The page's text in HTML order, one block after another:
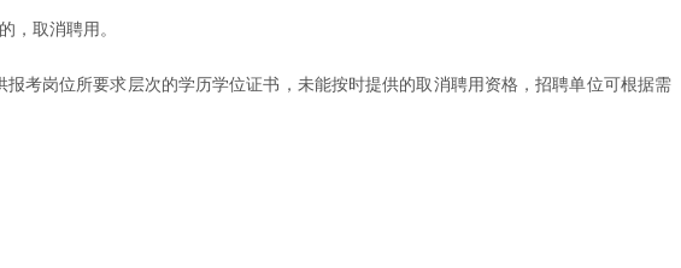
，取消聘用。
考岗位所要求层次的学历学位证书，未能按时提供的取消聘用资格，招聘单位可根据需